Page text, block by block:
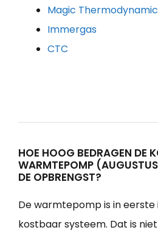
Magic
Immergas
CTC
HOE HOOG BEDRAGEN DE
WARMTEPOMP
DE OPBRENGST?
De warmtepomp is in
kostbaar systeem. Dat is